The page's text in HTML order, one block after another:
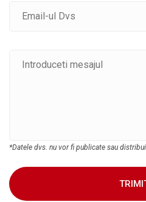
*Datele dvs. nu vor fi publicate sau